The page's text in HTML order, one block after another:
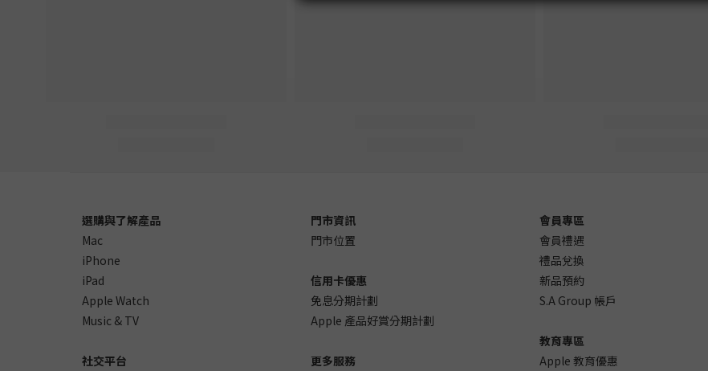
選購與了解產品
Mac
iPhone
iPad
Apple Watch
Music & TV
社交平台
門市資訊
門市位置
信用卡優惠
免息分期計劃
Apple 產品好賞分期計劃
更多服務
會員專區
會員禮遇
禮品兌換
新品預約
S.A Group 帳戶
教育專區
Apple 教育優惠